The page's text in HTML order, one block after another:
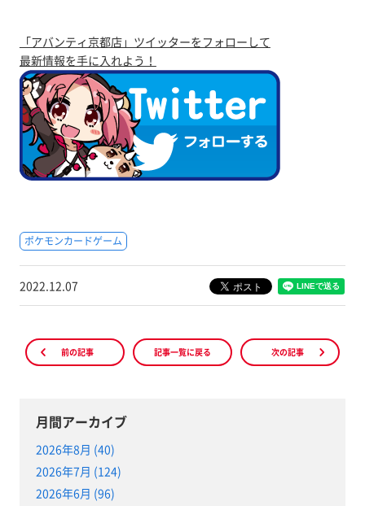
「アバンティ京都店」ツイッターをフォローして
最新情報を手に入れよう！
ポケモンカードゲーム
2022.12.07
前の記事 記事一覧に戻る 次の記事
月間アーカイブ
2026年8月 (40)
2026年7月 (124)
2026年6月 (96)